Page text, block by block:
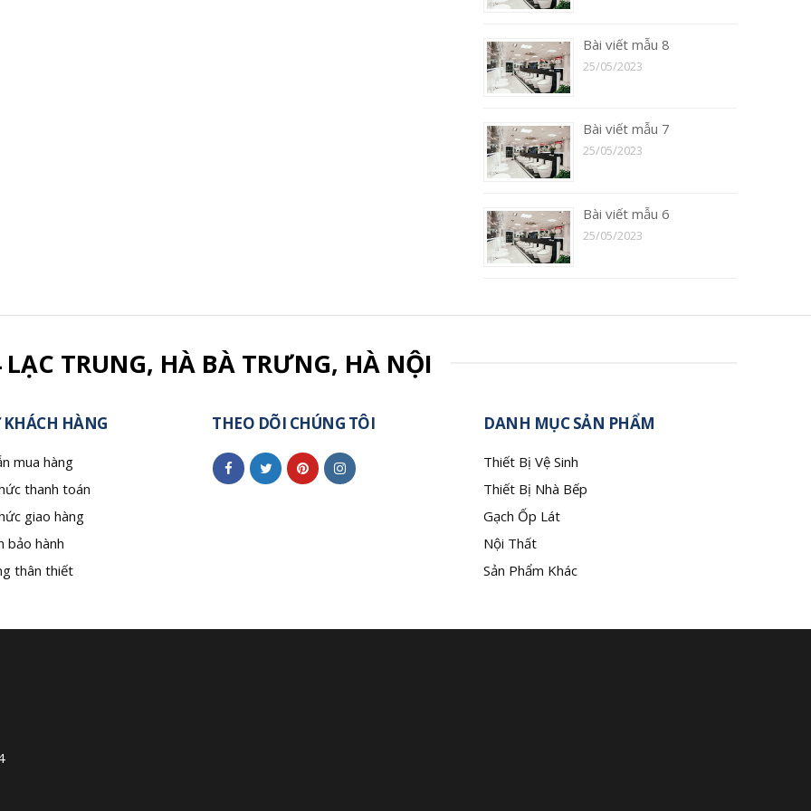
Bài viết mẫu 8
25/05/2023
Bài viết mẫu 7
25/05/2023
Bài viết mẫu 6
25/05/2023
LẠC TRUNG, HÀ BÀ TRƯNG, HÀ NỘI
HÀNG
mua hàng
thanh toán
giao hàng
bảo hành
thân thiết
THEO DÕI CHÚNG TÔI DANH MỤC SẢN PHẨM
Thiết Bị Vệ Sinh
Thiết Bị Nhà Bếp
Gạch Ốp Lát
Nội Thất
Sản Phẩm Khác